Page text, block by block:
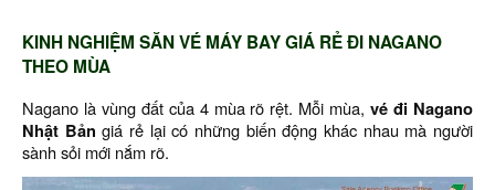
KINH NGHIỆM SĂN VÉ MÁY BAY GIÁ RẺ ĐI NAGANO
THEO MÙA
Nagano là vùng đất của 4 mùa rõ rệt. Mỗi mùa,vé đi Nagano
Nhật Bản giá rẻ lại có những biến động khác nhau mà người
sành sỏi mới nắm rõ.